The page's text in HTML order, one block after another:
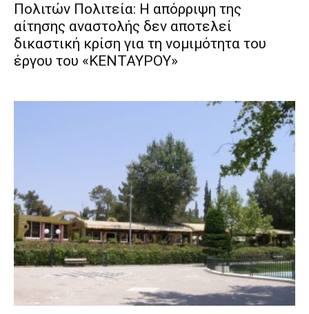
Πολιτών Πολιτεία: Η απόρριψη της
αίτησης αναστολής δεν αποτελεί
δικαστική κρίση για τη νομιμότητα του
έργου του «ΚΕΝΤΑΥΡΟΥ»